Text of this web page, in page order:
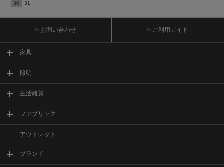
30
31
> お問い合わせ > ご利用ガイド
家具
照明
生活雑貨
ファブリック
アウトレット
ブランド